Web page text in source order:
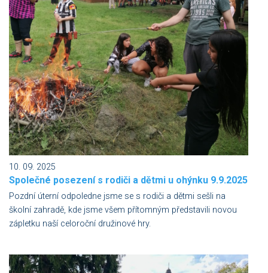
10. 09. 2025
Společné posezení s rodiči a dětmi u ohýnku 9.9.2025
Pozdní úterní odpoledne jsme se s rodiči a dětmi sešli na
školní zahradě, kde jsme všem přítomným představili novou
zápletku naší celoroční družinové hry.